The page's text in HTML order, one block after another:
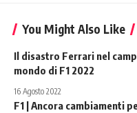
You Might Also Like
Il disastro Ferrari nel
mondo di F1 2022
16 Agosto 2022
F1 | Ancora cambiamenti